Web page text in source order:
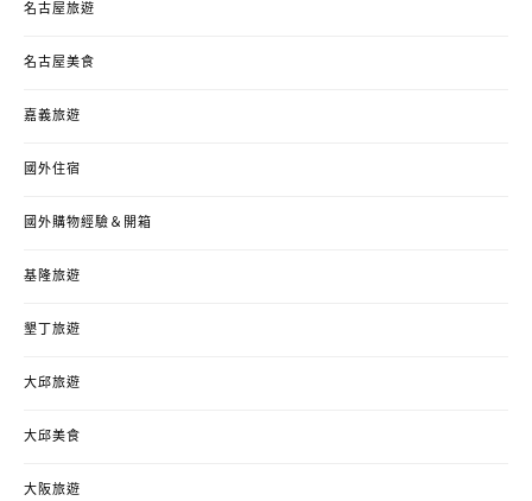
名古屋旅遊
名古屋美食
嘉義旅遊
國外住宿
國外購物經驗＆開箱
基隆旅遊
墾丁旅遊
大邱旅遊
大邱美食
大阪旅遊